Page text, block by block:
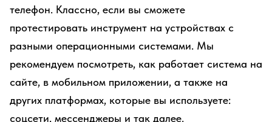
телефон. Классно, если вы сможете
протестировать инструмент на устройствах с
разными операционными системами. Мы
рекомендуем посмотреть, как работает система на
сайте, в мобильном приложении, а также на
других платформах, которые вы используете:
соцсети, мессенджеры и так далее.